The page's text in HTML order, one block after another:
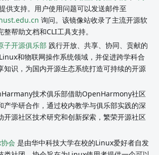
供支持。用户使用问题可以发送邮件至
询问。该镜像站收录了主流开源软
帮助文档和CLI工具支持。
子开源俱乐部 践行开放、共享、协同、贡献的
和物联网操作系统领域，并促进跨学科合
知识，为国内开源生态系统打造可持续的开源
技术俱乐部借助OpenHarmony社区
产学研合作，通过校内教学与俱乐部实践的深
开源社区技术研究和创新探索，繁荣开源社区
会 是由华中科技大学在校的Linux爱好者自发